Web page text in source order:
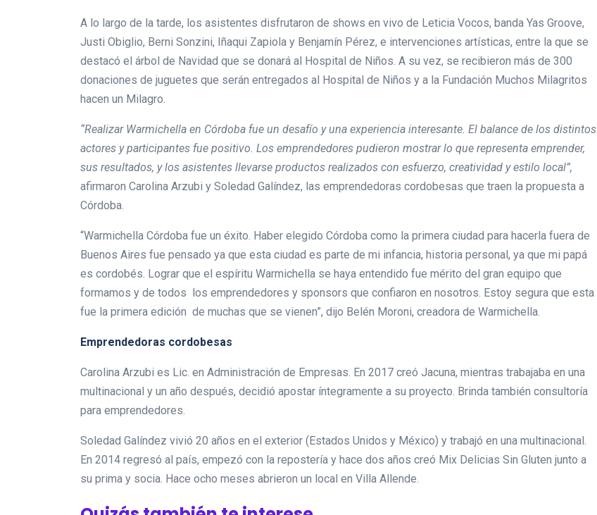
A lo largo de la tarde, los asistentes disfrutaron de shows en vivo de Leticia Vocos, banda Yas Groove,
Justi Obiglio, Berni Sonzini, Iñaqui Zapiola y Benjamín Pérez, e intervenciones artísticas, entre la que se
destacó el árbol de Navidad que se donará al Hospital de Niños. A su vez, se recibieron más de 300
donaciones de juguetes que serán entregados al Hospital de Niños y a la Fundación Muchos Milagritos
hacen un Milagro.
“Realizar Warmichella en Córdoba fue un desafío y una experiencia interesante. El balance de los distintos
actores y participantes fue positivo. Los emprendedores pudieron mostrar lo que representa emprender,
sus resultados, y los asistentes llevarse productos realizados con esfuerzo, creatividad y estilo local”,
afirmaron Carolina Arzubi y Soledad Galíndez, las emprendedoras cordobesas que traen la propuesta a
Córdoba.
“Warmichella Córdoba fue un éxito. Haber elegido Córdoba como la primera ciudad para hacerla fuera de
Buenos Aires fue pensado ya que esta ciudad es parte de mi infancia, historia personal, ya que mi papá
es cordobés. Lograr que el espíritu Warmichella se haya entendido fue mérito del gran equipo que
formamos y de todos los emprendedores y sponsors que confiaron en nosotros. Estoy segura que esta
fue la primera edición de muchas que se vienen”, dijo Belén Moroni, creadora de Warmichella.
Emprendedoras cordobesas
Carolina Arzubi es Lic. en Administración de Empresas. En 2017 creó Jacuna, mientras trabajaba en una
multinacional y un año después, decidió apostar íntegramente a su proyecto. Brinda también consultoría
para emprendedores.
Soledad Galíndez vivió 20 años en el exterior (Estados Unidos y México) y trabajó en una multinacional.
En 2014 regresó al país, empezó con la repostería y hace dos años creó Mix Delicias Sin Gluten junto a
su prima y socia. Hace ocho meses abrieron un local en Villa Allende.